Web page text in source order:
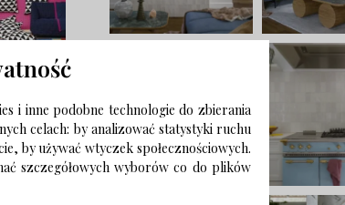
i inne podobne technologie do zbierania
celach: by analizować statystyki ruchu
by używać wtyczek społecznościowych.
szczegółowych wyborów co do plików